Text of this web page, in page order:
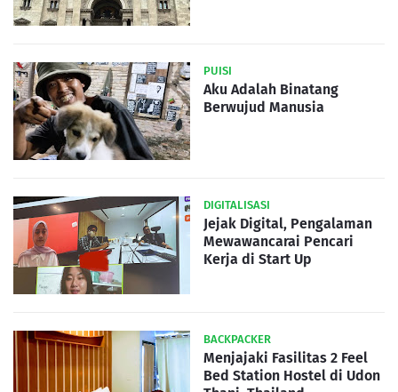
PUISI
Aku Adalah Binatang
Berwujud Manusia
DIGITALISASI
Jejak Digital, Pengalaman
Mewawancarai Pencari
Kerja di Start Up
BACKPACKER
Menjajaki Fasilitas 2 Feel
Bed Station Hostel di Udon